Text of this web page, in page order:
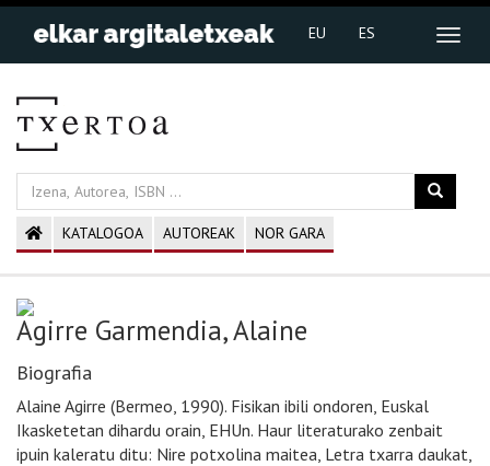
EU ES
KATALOGOA AUTOREAK NOR GARA
Agirre Garmendia, Alaine
Biografia
Alaine Agirre (Bermeo, 1990). Fisikan ibili ondoren, Euskal
Ikasketetan dihardu orain, EHUn. Haur literaturako zenbait
ipuin kaleratu ditu: Nire potxolina maitea, Letra txarra daukat,